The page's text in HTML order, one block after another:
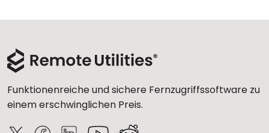
Funktionenreiche und sichere Fernzugriffssoftware zu
einem erschwinglichen Preis.